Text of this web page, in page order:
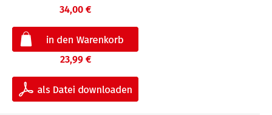
34,00 €
23,99 €